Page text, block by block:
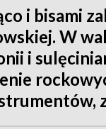
i bisami
W
i